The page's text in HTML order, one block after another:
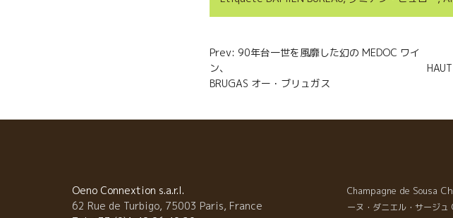
o
e
g
Navigation
de
Prev: 90年台一世を風靡した幻の MEDOC ワイ
ン、 HAUT
BRUGAS オー・ブリュガス
Oeno Connextion s.a.r.l.
62 Rue de Turbigo, 75003 Paris, France
Champagne de Sousa
ーヌ・ダニエル・サージュ